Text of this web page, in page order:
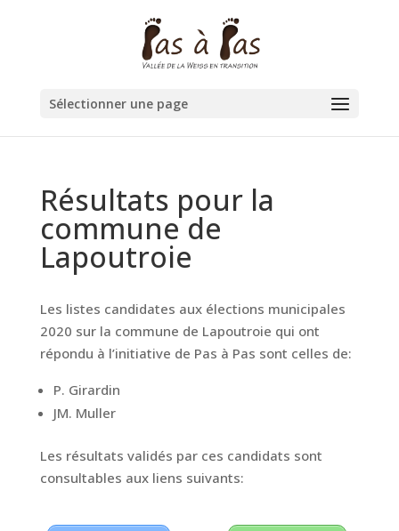
Sélectionner une page
Résultats pour la
commune de
Lapoutroie
Les listes candidates aux élections municipales
2020 sur la commune de Lapoutroie qui ont
répondu à l’initiative de Pas à Pas sont celles de:
P. Girardin
JM. Muller
Les résultats validés par ces candidats sont
consultables aux liens suivants: